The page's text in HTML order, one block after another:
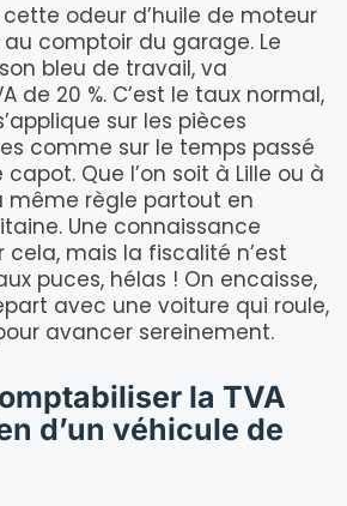
odeur d’huile de moteur
comptoir du garage. Le
bleu de travail, va
de 20 %. C’est le taux normal,
sur les pièces
comme sur le temps passé
Que l’on soit à Lille ou à
même règle partout en
Une connaissance
mais la fiscalité n’est
puces, hélas ! On encaisse,
avec une voiture qui roule,
avancer sereinement.
la TVA
d’un véhicule de